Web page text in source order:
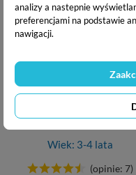
Bazgraki poznają
Wiek: 3-4 lata
(opinie: 7)
analizy a nastepnie
preferencjami na podstawie
nawigacji.